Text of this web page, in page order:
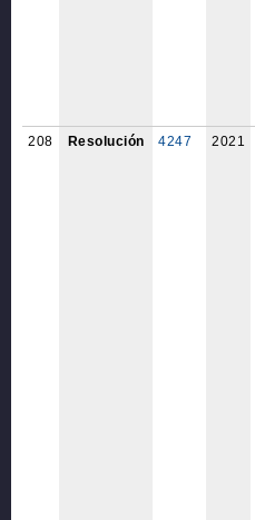
208 Resolución 4247 2021